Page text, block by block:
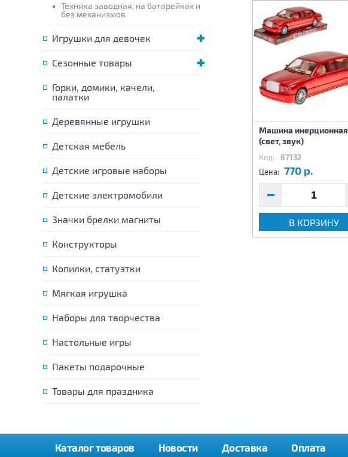
Техника заводная, на батарейках и
без механизмов
Игрушки для девочек
Сезонные товары
Горки, домики, качели,
палатки
Деревянные игрушки
Детская мебель
Детские игровые наборы
Детские электромобили
Значки брелки магниты
Конструкторы
Копилки, статуэтки
Мягкая игрушка
Наборы для творчества
Настольные игры
Пакеты подарочные
Товары для праздника
Машина инерционная
975 р.
В КОРЗИНУ
Цена: 960 р.
В КОРЗИНУ
Машина инерционная
(свет, звук)
Код: 67132
Цена: 770 р.
В КОРЗИНУ
Каталог товаров Новости Доставка Оплата